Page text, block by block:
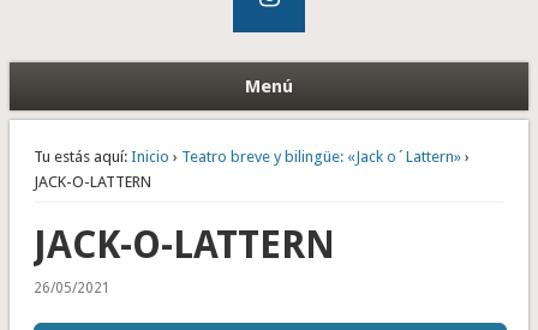
Menú
Tu estás aquí: Inicio › Teatro breve y bilingüe: «Jack o´Lattern»›
JACK-O-LATTERN
JACK-O-LATTERN
26/05/2021